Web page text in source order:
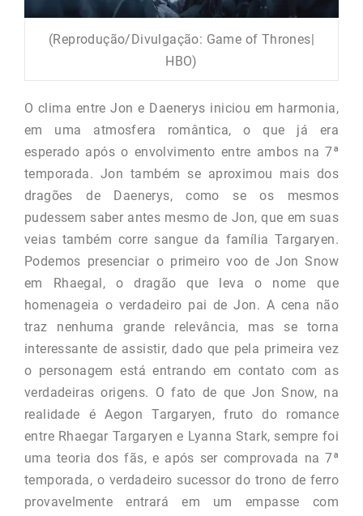
(Reprodução/Divulgação: Game of Thrones|
HBO)
O clima entre Jon e Daenerys iniciou em harmonia,
em uma atmosfera romântica, o que já era
esperado após o envolvimento entre ambos na 7ª
temporada. Jon também se aproximou mais dos
dragões de Daenerys, como se os mesmos
pudessem saber antes mesmo de Jon, que em suas
veias também corre sangue da família Targaryen.
Podemos presenciar o primeiro voo de Jon Snow
em Rhaegal, o dragão que leva o nome que
homenageia o verdadeiro pai de Jon. A cena não
traz nenhuma grande relevância, mas se torna
interessante de assistir, dado que pela primeira vez
o personagem está entrando em contato com as
verdadeiras origens. O fato de que Jon Snow, na
realidade é Aegon Targaryen, fruto do romance
entre Rhaegar Targaryen e Lyanna Stark, sempre foi
uma teoria dos fãs, e após ser comprovada na 7ª
temporada, o verdadeiro sucessor do trono de ferro
provavelmente entrará em um empasse com